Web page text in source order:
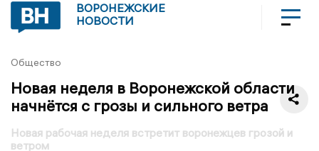
ВОРОНЕЖСКИЕ
НОВОСТИ
Общество
Новая неделя в Воронежской области
начнётся с грозы и сильного ветра
Новая рабочая неделя встретит воронежцев грозой и
ветром